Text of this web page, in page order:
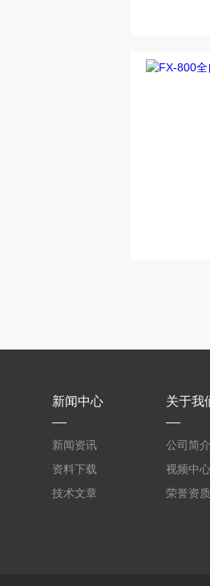
新闻中心
新闻资讯
资料下载
技术文章
关于我
公司简介
视频中心
荣誉资质